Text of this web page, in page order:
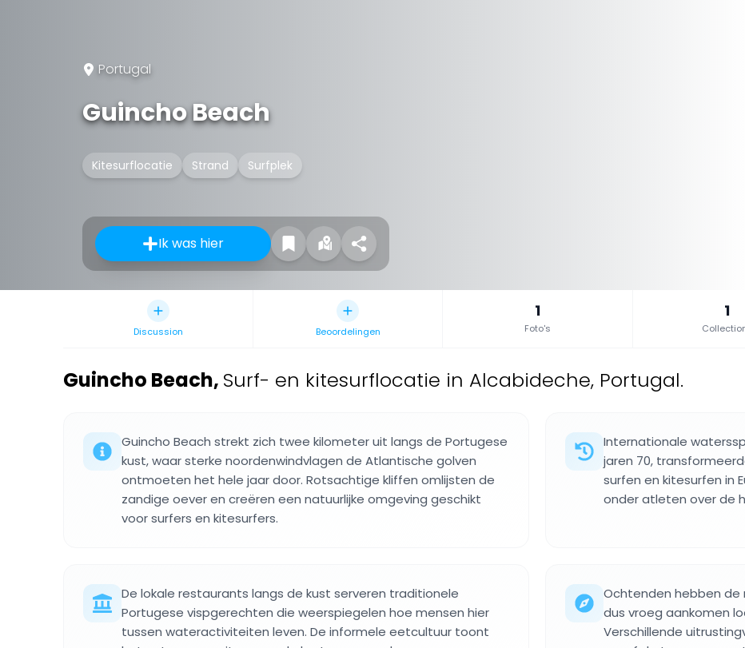
Portugal
Guincho Beach
Kitesurflocatie Strand Surfplek
Ik was hier
Discussion Beoordelingen
1
Foto's
1
Guincho Beach, Surf- en kitesurflocatie in Alcabideche, Portugal.
Guincho Beach strekt zich twee kilometer uit langs de Portugese
kust, waar sterke noordenwindvlagen de Atlantische golven
ontmoeten het hele jaar door. Rotsachtige kliffen omlijsten de
zandige oever en creëren een natuurlijke omgeving geschikt
voor surfers en kitesurfers.
Internationale
jaren 70,
surfen en kitesurfen in
onder atleten over de
De lokale restaurants langs de kust serveren traditionele
Portugese vispgerechten die weerspiegelen hoe mensen hier
tussen wateractiviteiten leven. De informele eetcultuur toont
Ochtenden hebben de
dus vroeg aankomen
Verschillende